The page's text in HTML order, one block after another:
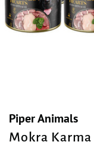
Piper Animals
Mokra